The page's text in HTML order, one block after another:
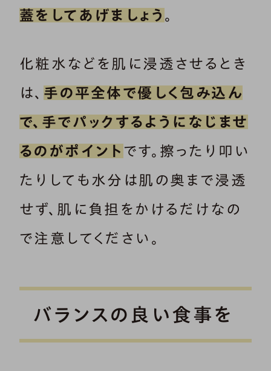
蓋をしてあげましょう 。
化粧水などを肌に浸透させるとき
は、 手の平全体で優しく包み込ん
で、手でパックするようになじませ
るのがポイント です。擦ったり叩い
たりしても水分は肌の奥まで浸透
せず、肌に負担をかけるだけなの
で注意してください。
バランスの良い食事を